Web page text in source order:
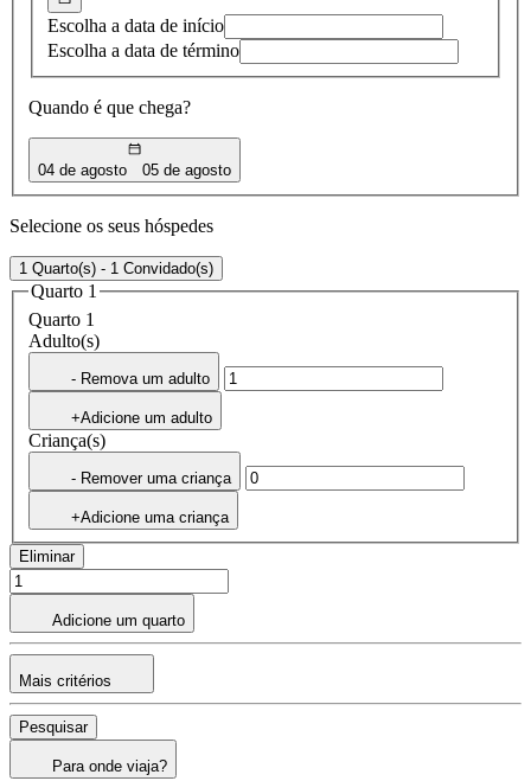
Escolha a data de início
Escolha a data de término
Quando é que chega?
04 de agosto 05 de agosto
Selecione os seus hóspedes
1 Quarto(s) - 1 Convidado(s)
Quarto 1
Quarto 1
Adulto(s)
- Remova um adulto
+Adicione um adulto
Criança(s)
- Remover uma criança
+Adicione uma criança
Eliminar
Adicione um quarto
Mais critérios
Pesquisar
Para onde viaja?